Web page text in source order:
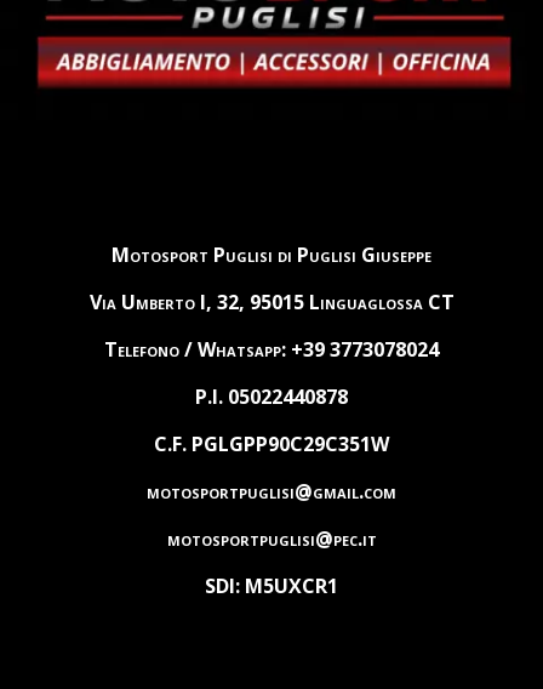
Motosport Puglisi di Puglisi Giuseppe
Via Umberto I, 32, 95015 Linguaglossa CT
Telefono / Whatsapp: +39 3773078024
P.I. 05022440878
C.F. PGLGPP90C29C351W
motosportpuglisi@gmail.com
motosportpuglisi@pec.it
SDI: M5UXCR1